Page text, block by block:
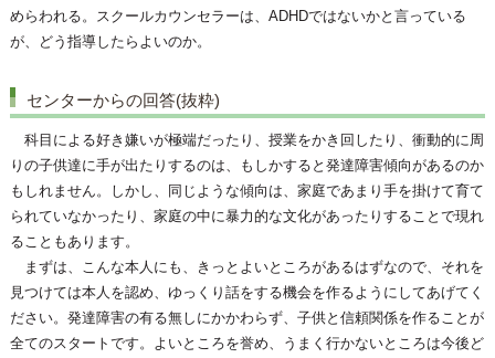
めらわれる。スクールカウンセラーは、ADHDではないかと言っている
が、どう指導したらよいのか。
センターからの回答(抜粋)
科目による好き嫌いが極端だったり、授業をかき回したり、衝動的に周
りの子供達に手が出たりするのは、もしかすると発達障害傾向があるのか
もしれません。しかし、同じような傾向は、家庭であまり手を掛けて育て
られていなかったり、家庭の中に暴力的な文化があったりすることで現れ
ることもあります。
まずは、こんな本人にも、きっとよいところがあるはずなので、それを
見つけては本人を認め、ゆっくり話をする機会を作るようにしてあげてく
ださい。発達障害の有る無しにかかわらず、子供と信頼関係を作ることが
全てのスタートです。よいところを誉め、うまく行かないところは今後ど